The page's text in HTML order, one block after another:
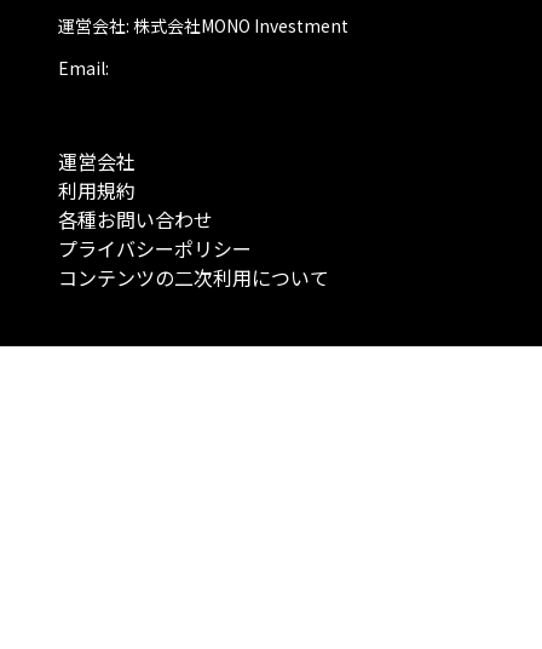
運営会社: 株式会社MONO Investment
Email:
運営会社
利用規約
各種お問い合わせ
プライバシーポリシー
コンテンツの二次利用について